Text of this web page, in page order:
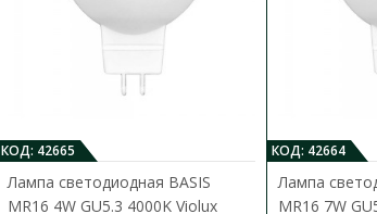
КОД: 42665
Лампа светодиодная BASIS
MR16 4W GU5.3 4000K Violux
КОД: 42664
Лампа
MR16 7W